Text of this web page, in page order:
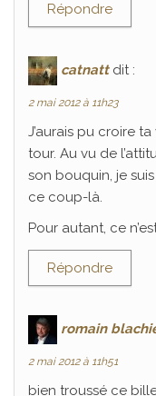
Répondre
catnatt dit :
2 mai 2012 à 11h23
J’aurais pu croire
tour. Au vu de
son bouquin, je
ce coup-là.
Pour autant, ce
Répondre
romain
2 mai 2012 à 11h51
bien troussé ce